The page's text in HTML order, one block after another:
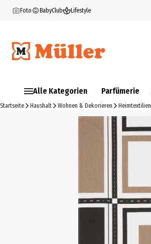
Foto BabyClub Lifestyle
Alle Kategorien Parfümerie
Startseite Haushalt Wohnen & Dekorieren Heimtextilien